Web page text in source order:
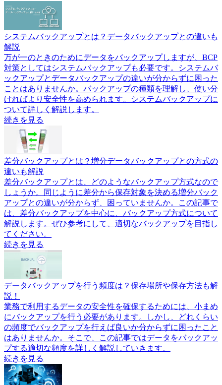
システムバックアップとは？データバックアップとの違いも
解説
万が一のときのためにデータをバックアップしますが、BCP
対策としてはシステムバックアップも必要です。システムバ
ックアップとデータバックアップの違いが分からずに困った
ことはありませんか。バックアップの種類を理解し、使い分
ければより安全性を高められます。システムバックアップに
ついて詳しく解説します。
続きを見る
差分バックアップとは？増分データバックアップとの方式の
違いも解説
差分バックアップとは、どのようなバックアップ方式なので
しょうか。同じように差分から保存対象を決める増分バック
アップとの違いが分からず、困っていませんか。この記事で
は、差分バックアップを中心に、バックアップ方式について
解説します。ぜひ参考にして、適切なバックアップを目指し
てください。
続きを見る
データバックアップを行う頻度は？保存場所や保存方法も解
説！
業務で利用するデータの安全性を確保するためには、小まめ
にバックアップを行う必要があります。しかし、どれくらい
の頻度でバックアップを行えば良いか分からずに困ったこと
はありませんか。そこで、この記事ではデータをバックアッ
プする適切な頻度を詳しく解説していきます。
続きを見る